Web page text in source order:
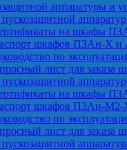
аппаратуры и
на шкафы
шкафов ПЗАн-Х и
по
лист для
на шкафы
шкафов ПЗАн-М2-
по
лист для